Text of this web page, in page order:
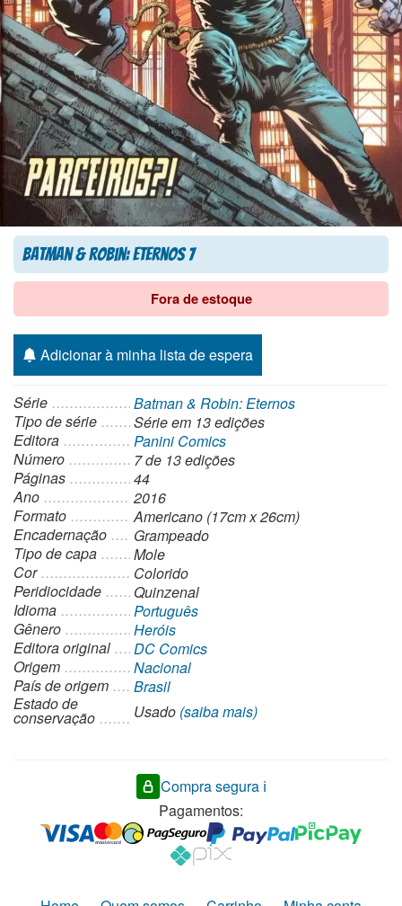
Batman & Robin: Eternos 7
Fora de estoque
Adicionar à minha lista de espera
Série
Batman & Robin: Eternos
Tipo de série
Sérieem 13 edições
Editora
Panini Comics
Número
7 de 13 edições
Páginas
44
Ano
2016
Formato
Americano (17cm x 26cm)
Encadernação
Grampeado
Tipo de capa
Mole
Cor
Colorido
Peridiocidade
Quinzenal
Idioma
Português
Gênero
Heróis
Editora original
DC Comics
Origem
Nacional
País de origem
Brasil
Estado de
conservação Usado (saiba mais)
Compra segura ℹ️
Pagamentos: